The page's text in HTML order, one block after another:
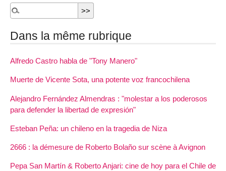
Dans la même rubrique
Alfredo Castro habla de "Tony Manero"
Muerte de Vicente Sota, una potente voz francochilena
Alejandro Fernández Almendras : "molestar a los poderosos
para defender la libertad de expresión"
Esteban Peña: un chileno en la tragedia de Niza
2666 : la démesure de Roberto Bolaño sur scène à Avignon
Pepa San Martín & Roberto Anjari: cine de hoy para el Chile de